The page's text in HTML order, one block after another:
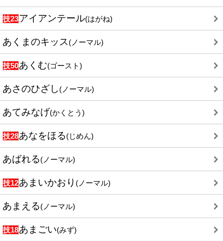
技23アイアンテール(はがね)
あくまのキッス (ノーマル)
技50あくむ(ゴースト)
あさのひざし (ノーマル)
あてみなげ(かくとう)
技28あなをほる(じめん)
あばれる(ノーマル)
技12あまいかおり (ノーマル)
あまえる(ノーマル)
技18あまごい(みず)